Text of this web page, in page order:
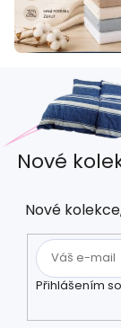
Nové
Nové
Přihlášením